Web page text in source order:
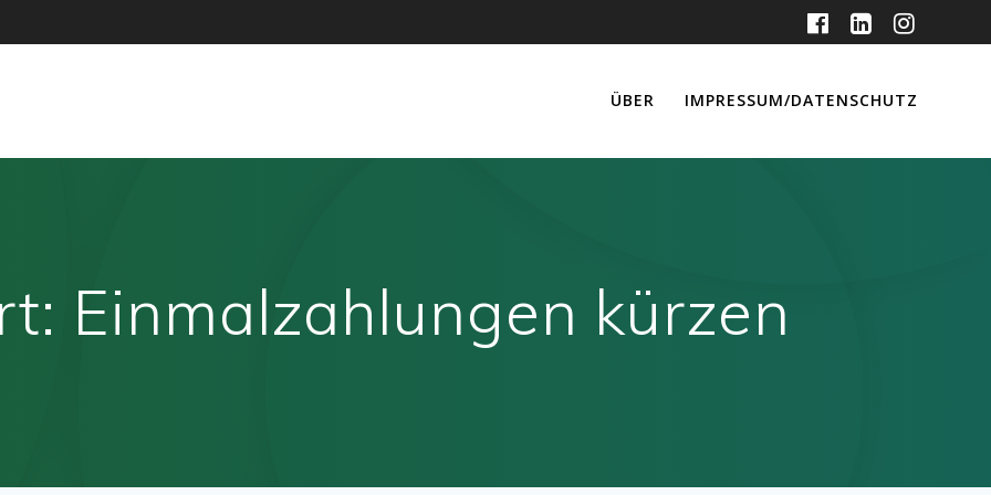
ÜBER IMPRESSUM/DATENSCHUTZ
Einmalzahlungen kürzen